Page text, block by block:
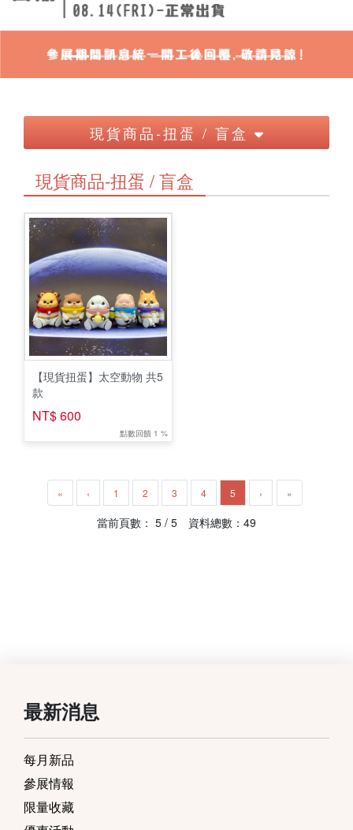
現貨商品-扭蛋 / 盲盒
現貨商品-扭蛋 / 盲盒
【現貨扭蛋】太空動物 共5
款
NT$ 600
點數回饋 1 %
« ‹ 1 2 3 4 5 › »
當前頁數： 5 / 5 資料總數：49
最新消息
每月新品
參展情報
限量收藏